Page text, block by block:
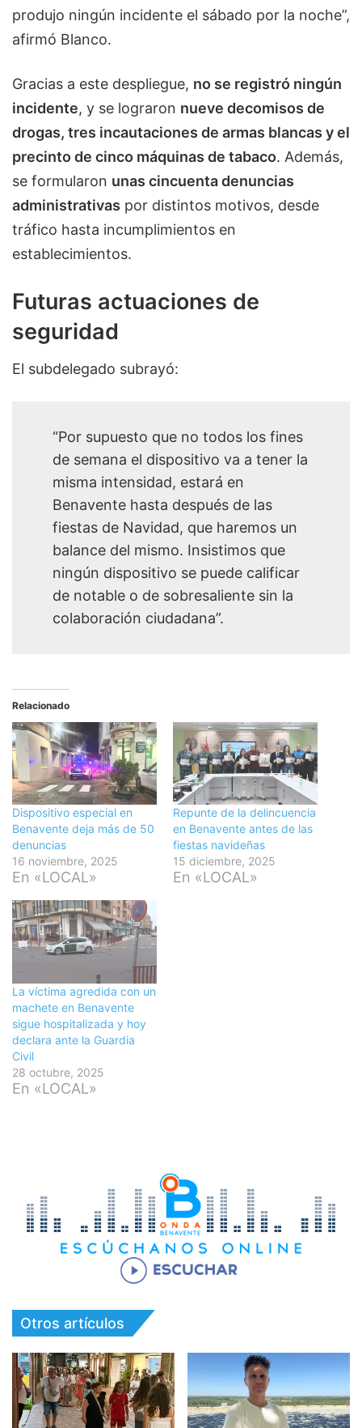
produjo ningún incidente el sábado por la noche”,
afirmó Blanco.
Gracias a este despliegue, no se registró ningún
incidente, y se lograron nueve decomisos de
drogas, tres incautaciones de armas blancas y el
precinto de cinco máquinas de tabaco. Además,
se formularon unas cincuenta denuncias
administrativas por distintos motivos, desde
tráfico hasta incumplimientos en
establecimientos.
Futuras actuaciones de
seguridad
El subdelegado subrayó:
“Por supuesto que no todos los fines
de semana el dispositivo va a tener la
misma intensidad, estará en
Benavente hasta después de las
fiestas de Navidad, que haremos un
balance del mismo. Insistimos que
ningún dispositivo se puede calificar
de notable o de sobresaliente sin la
colaboración ciudadana”.
Relacionado
Dispositivo especial en
Benavente deja más de 50
denuncias
16 noviembre, 2025
En «LOCAL»
Repunte de la delincuencia
en Benavente antes de las
fiestas navideñas
15 diciembre, 2025
En «LOCAL»
La víctima agredida con un
machete en Benavente
sigue hospitalizada y hoy
declara ante la Guardia
Civil
28 octubre, 2025
En «LOCAL»
Otros artículos